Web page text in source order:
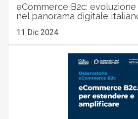
eCommerce B2c:
nel panorama digitale
11 Dic 2024